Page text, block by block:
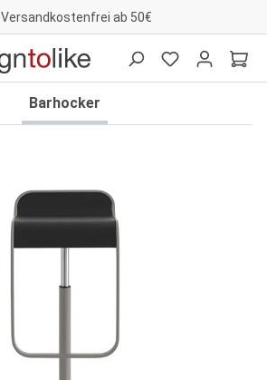
Versandkostenfrei ab 50€
Barhocker